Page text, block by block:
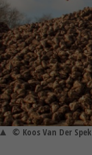
© Koos Van Der Spek